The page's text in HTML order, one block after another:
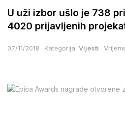
U uži izbor ušlo je 738
4020 prijavljenih
07/11/2018 Kategorija: Vijesti